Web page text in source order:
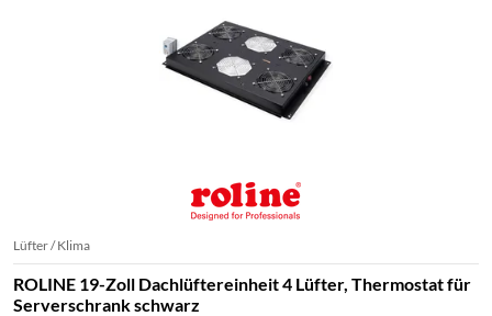
Lüfter / Klima
ROLINE 19-Zoll Dachlüftereinheit 4 Lüfter, Thermostat für
Serverschrank schwarz